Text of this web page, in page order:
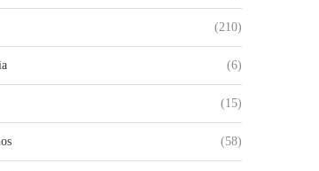
(210)
(6)
(15)
(58)